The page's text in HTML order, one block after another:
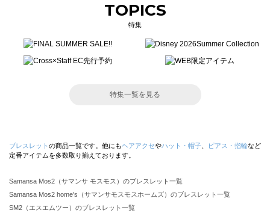
TOPICS
特集
特集一覧を見る
ブレスレット の商品一覧です。他にもヘアアクセやハット・帽子 ピアス・指輪など
定番アイテムを多数取り揃えております。
Samansa Mos2（サマンサ モスモス）のブレスレット一覧
Samansa Mos2 home's（サマンサモスモスホームズ）のブレスレット一覧
SM2（エスエムツー）のブレスレット一覧